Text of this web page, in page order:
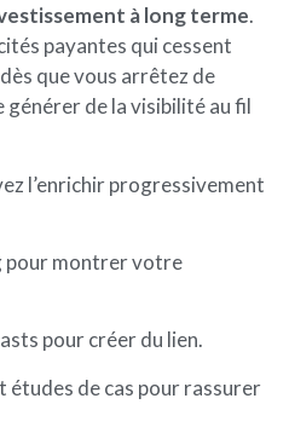
à long terme.
payantes qui cessent
que vous arrêtez de
générer de la visibilité au fil
l’enrichir progressivement
pour montrer votre
pour créer du lien.
études de cas pour rassurer